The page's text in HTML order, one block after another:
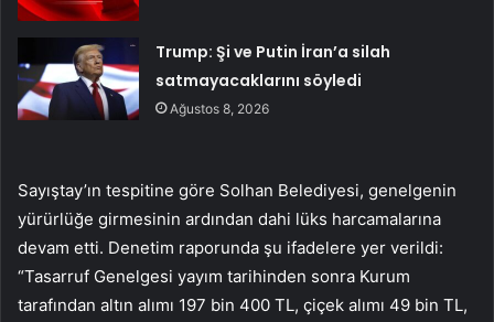
Trump: Şi ve Putin İran’a silah
satmayacaklarını söyledi
Ağustos 8, 2026
Sayıştay’ın tespitine göre Solhan Belediyesi, genelgenin
yürürlüğe girmesinin ardından dahi lüks harcamalarına
devam etti. Denetim raporunda şu ifadelere yer verildi:
“Tasarruf Genelgesi yayım tarihinden sonra Kurum
tarafından altın alımı 197 bin 400 TL, çiçek alımı 49 bin TL,